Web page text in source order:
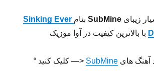
زیبایSubMine بنام Sinking Ever
با بالاترین کیفیت در آوا موزیک
آهنگ هایSubMine <— کلیک کنید “